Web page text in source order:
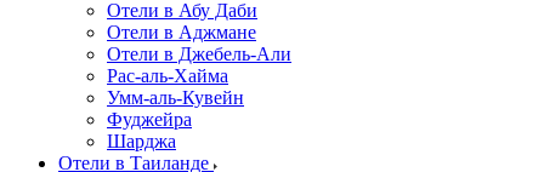
Отели в Абу Даби
Отели в Аджмане
Отели в Джебель-Али
Рас-аль-Хайма
Умм-аль-Кувейн
Фуджейра
Шарджа
Отели в Таиланде